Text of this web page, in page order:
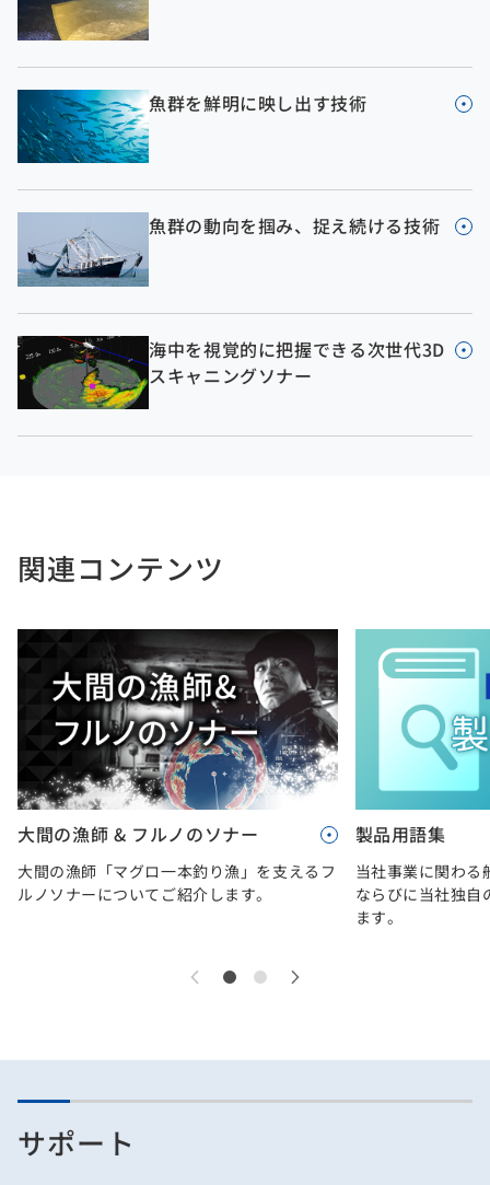
魚群を鮮明に映し出す技術
魚群の動向を掴み、捉え続ける技術
海中を視覚的に把握できる次世代3D
スキャニングソナー
関連コンテンツ
大間の漁師 & フルノのソナー
大間の漁師「マグロ一本釣り漁」を支えるフ
ルノソナーについてご紹介します。
製品用語集
当社事業に関わる
ならびに当社独自
ます。
サポート